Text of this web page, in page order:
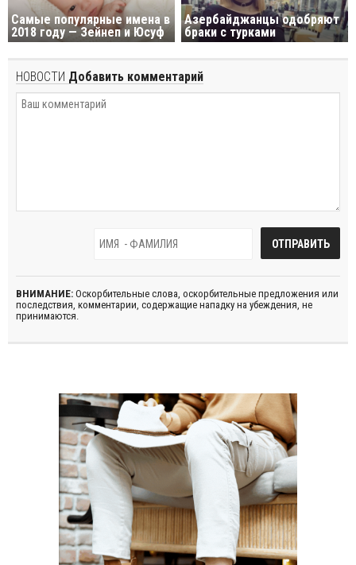
Самые популярные имена в
2018 году — Зейнеп и Юсуф
Aзербайджанцы одобряют
браки с турками
НОВОСТИ Добавить комментарий
ВНИМАНИЕ: Оскорбительные слова, оскорбительные предложения или
последствия, комментарии, содержащие нападку на убеждения, не
принимаются.